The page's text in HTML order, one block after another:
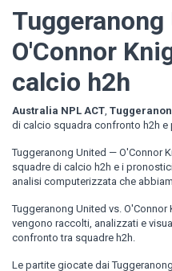
O'Connor
calcio h2h
Australia NPL ACT,
di calcio squadra confronto h2h e
Tuggeranong United — O'Connor
squadre di calcio h2h e i
analisi computerizzata che
Tuggeranong United vs.
vengono raccolti, analizzati e
confronto tra squadre h2h.
Le partite giocate dai